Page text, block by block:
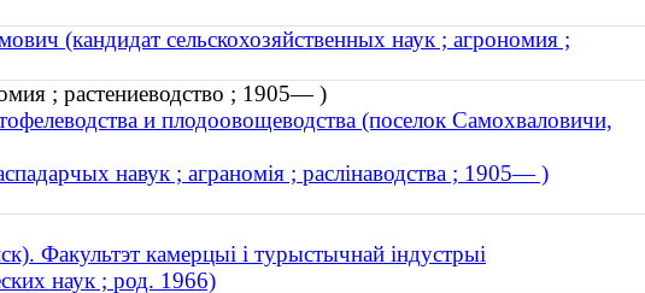
(кандидат сельскохозяйственных наук ; агрономия ;
; растениеводство ; 1905— )
и плодоовощеводства (поселок Самохваловичи,
навук ; аграномія ; раслінаводства ; 1905— )
Факультэт камерцыі і турыстычнай індустрыі
наук ; род. 1966)